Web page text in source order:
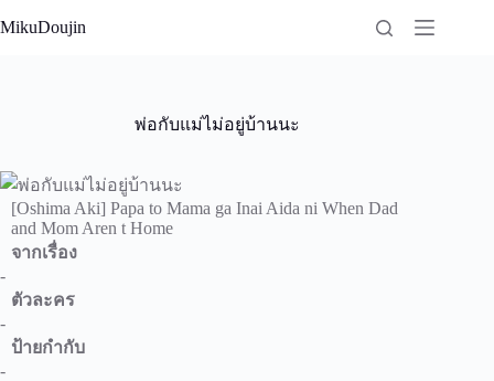
to
MikuDoujin
พ่อกับแม่ไม่อยู่บ้านนะ
[Oshima Aki] Papa to Mama ga Inai Aida ni When Dad
and Mom Aren t Home
จากเรื่อง
-
ตัวละคร
-
ป้ายกำกับ
-